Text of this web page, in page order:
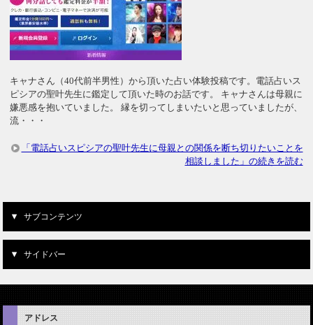
キャナさん（40代前半男性）から頂いた占い体験投稿です。電話占いス
ピシアの聖叶先生に鑑定して頂いた時のお話です。 キャナさんは母親に
嫌悪感を抱いていました。 縁を切ってしまいたいと思っていましたが、
流・・・
「電話占いスピシアの聖叶先生に母親との関係を断ち切りたいことを
相談しました」の続きを読む
サブコンテンツ
サイドバー
アドレス